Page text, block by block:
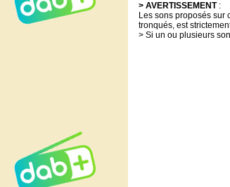
> AVERTISSEMENT:
Les sons proposés sur
tronqués, est
> Si un ou plusieurs